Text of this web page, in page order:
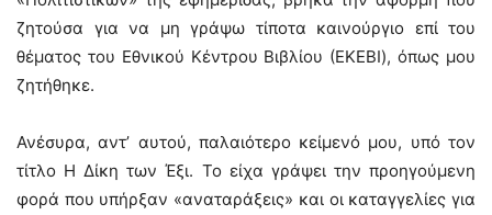
ζητούσα για να μη γράψω τίποτα καινούργιο επί του
θέματος του Εθνικού Κέντρου Βιβλίου (ΕΚΕΒΙ), όπως μου
ζητήθηκε.
Ανέσυρα, αντ’ αυτού, παλαιότερο κείμενό μου, υπό τον
τίτλο Η Δίκη των Έξι. Το είχα γράψει την προηγούμενη
φορά που υπήρξαν «αναταράξεις» και οι καταγγελίες για